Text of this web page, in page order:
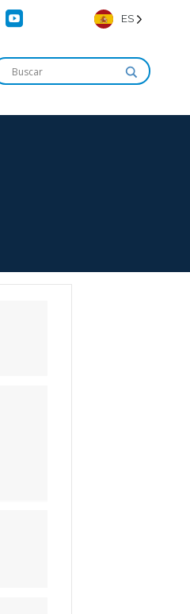
 ES